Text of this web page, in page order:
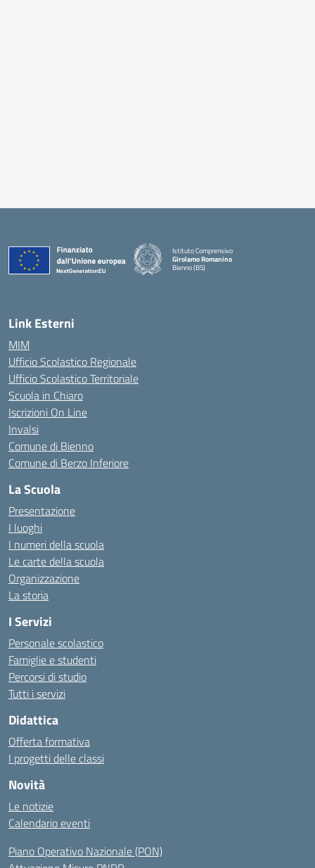
Istituto Comprensivo
Girolamo Romanino
Bienno (BS)
Link Esterni
MIM
Ufficio Scolastico Regionale
Ufficio Scolastico Territoriale
Scuola in Chiaro
Iscrizioni On Line
Invalsi
Comune di Bienno
Comune di Berzo Inferiore
La Scuola
Presentazione
I luoghi
I numeri della scuola
Le carte della scuola
Organizzazione
La storia
I Servizi
Personale scolastico
Famiglie e studenti
Percorsi di studio
Tutti i servizi
Didattica
Offerta formativa
I progetti delle classi
Novità
Le notizie
Calendario eventi
Piano Operativo Nazionale (PON)